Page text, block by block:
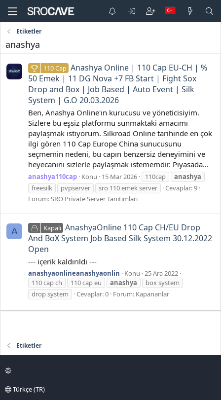
Etiketler
anashya
110 Cap Anashya Online | 110 Cap EU-CH | %
50 Emek | 11 DG Nova +7 FB Start | Fight Sox
Drop and Box | Job Based | Auto Event | Silk
System | G.O 20.03.2026
Ben, Anashya Online'ın kurucusu ve yöneticisiyim.
Sizlere bu eşsiz platformu sunmaktaki amacımı
paylaşmak istiyorum. Silkroad Online tarihinde en çok
ilgi gören 110 Cap Europe China sunucusunu
seçmemin nedeni, bu capın benzersiz deneyimini ve
heyecanını sizlerle paylaşmak istememdir. Piyasada...
anashya110cap Konu 15 Mar 2026 110cap
anashya
freesi̇lk
pvpserver sro 110 emek server
Cevaplar: 9
Forum:SRO Private Server Tanıtımları
A Kapalı AnashyaOnline 110 Cap CH/EU Drop
And BoX System Job Based Silk System 30.12.2022
Open
--- içerik kaldırıldı ---
anashyaonlineanashyaonlin Konu 25 Ara 2022
110 cap ch
110 cap eu anashya
box system
drop system
Cevaplar: 0 Forum: Kapananlar
Etiketler
Türkçe (TR)